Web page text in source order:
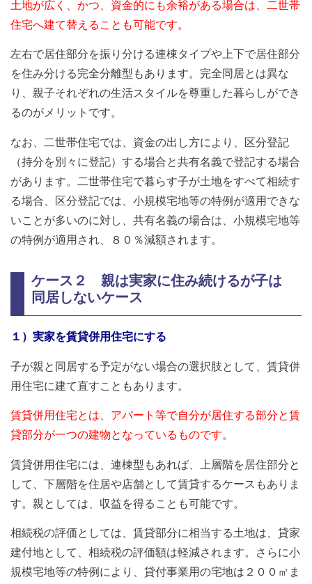
土地が広く、かつ、資金的にも余裕がある場合は、二世帯
住宅へ建て替えることも可能です。
左右で居住部分を振り分ける連棟タイプや上下で居住部分
を住み分ける完全分離型もあります。完全同居とは異な
り、親子それぞれの生活スタイルを尊重した暮らしができ
るのがメリットです。
なお、二世帯住宅では、資金の出し方により、区分登記
（持分を別々に登記）する場合と共有名義で登記する場合
があります。二世帯住宅で暮らす子が土地をすべて相続す
る場合、区分登記では、小規模宅地等の特例が適用できな
いことが多いのに対し、共有名義の場合は、小規模宅地等
の特例が適用され、８０％減額されます。
ケース２ 親は実家に住み続けるが子は
同居しないケース
１）実家を賃貸併用住宅にする
子が親と同居する予定がない場合の選択肢として、賃貸併
用住宅に建て直すこともあります。
賃貸併用住宅とは、アパート等で自分が居住する部分と賃
貸部分が一つの建物となっているものです。
賃貸併用住宅には、連棟型もあれば、上層階を居住部分と
して、下層階を住居や店舗として賃貸するケースもありま
す。親としては、収益を得ることも可能です。
相続税の評価としては、賃貸部分に相当する土地は、貸家
建付地として、相続税の評価額は軽減されます。さらに小
規模宅地等の特例により、貸付事業用の宅地は２００㎡ま